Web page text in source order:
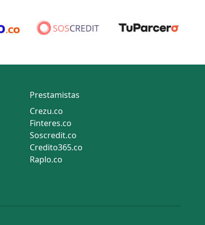
Prestamistas
Crezu.co
Finteres.co
Soscredit.co
Credito365.co
Raplo.co